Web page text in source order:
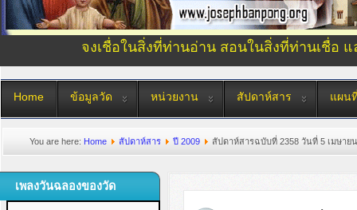
จงเชื่อในสิ่งที่ท่านอ่าน สอนในสิ่งที่ท่านเชื่อ
Home ข้อมูลวัด หน่วยงาน สัปดาห์สาร แผน
You are here: Home สัปดาห์สาร ปี 2009 สัปดาห์สารฉบับที่ 2358 วันที่ 5 เมษาย
เพลงวันฉลองของวัด